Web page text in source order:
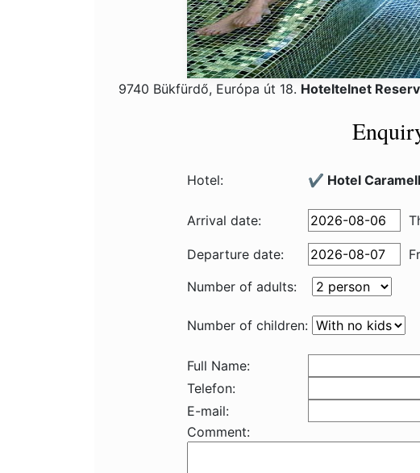
9740 Bükfürdő, Európa út 18. Hoteltelnet
Hotel: ✔️ Hotel
Arrival date:
Departure date:
Number of adults:
Number of children:
Full Name:
Telefon:
E-mail:
Comment: